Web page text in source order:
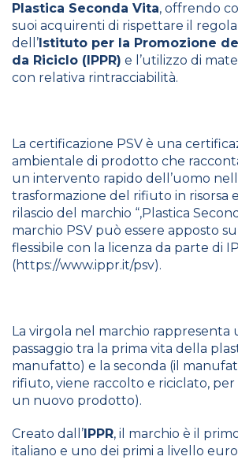
Plastica Seconda Vita, offrendo
suoi acquirenti di rispettare il
dell’ Istituto per la Promozione
da Riciclo (IPPR) e l’utilizzo di
con relativa rintracciabilità.
La certificazione PSV è una
ambientale di prodotto che
un intervento rapido dell’uomo
trasformazione del rifiuto in risorsa
rilascio del marchio “,Plastica
marchio PSV può essere apposto
flessibile con la licenza da parte di
(https://www.ippr.it/psv).
La virgola nel marchio rappresenta
passaggio tra la prima vita della
manufatto) e la seconda (il
rifiuto, viene raccolto e riciclato,
un nuovo prodotto).
Creato dall’ IPPR, il marchio è il
italiano e uno dei primi a livello